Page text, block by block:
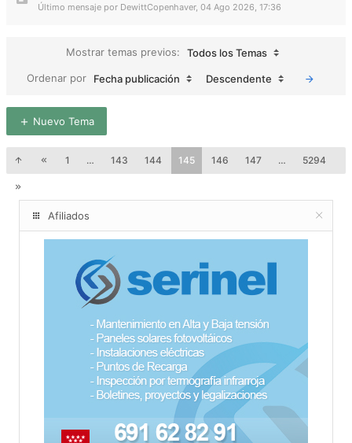
Último mensaje por DewittCopenhaver, 04 Ago 2026, 17:36
Mostrar temas previos:
Todos los Temas
Ordenar por
Fecha publicación Descendente
Nuevo Tema
1 … 143 144 145 146 147 … 5294
Afiliados